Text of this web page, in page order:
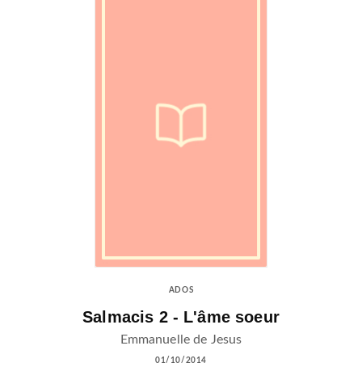
ADOS
Salmacis 2 - L'âme soeur
Emmanuelle de Jesus
01/10/2014